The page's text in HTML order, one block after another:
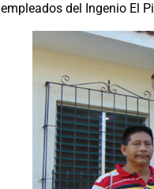
empleados del Ingenio El